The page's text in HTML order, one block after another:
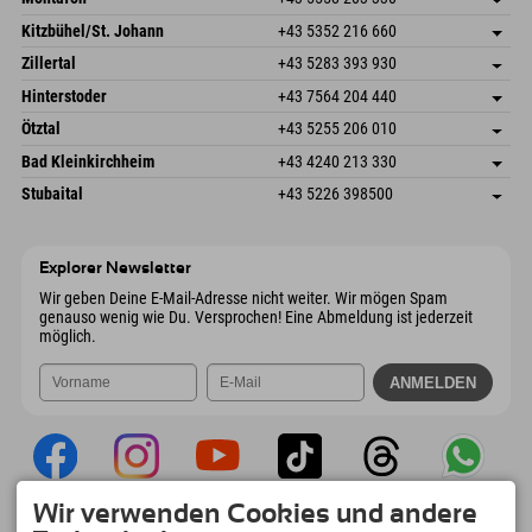
Dorfstr. 127b
6793 Gaschurn/Montafon
Österreich
Adresse speichern
Anreiseinfos
Buchen
Kitzbühel/St. Johann +43 5352 216 660
Speckbacherstraße 87
Österreich
Adresse speichern
Buchen
Zillertal +43 5283 393 930
Schmiedau 2
6272 Kaltenbach im Zillertal
Österreich
Adresse speichern
Anreiseinfos
Buchen
Hinterstoder +43 7564 204 440
Freizeitpark 10
Österreich
Adresse speichern
Buchen
Ötztal +43 5255 206 010
Gscheat 14
6441 Umhausen
Österreich
Adresse speichern
Anreiseinfos
Buchen
Bad Kleinkirchheim +43 4240 213 330
Dorfstraße 24
Adresse speichern
Stubaital +43 5226 398500
Explorer Newsletter
Wir geben Deine E-Mail-Adresse nicht weiter. Wir mögen Spam
genauso wenig wie Du. Versprochen! Eine Abmeldung ist jederzeit
möglich.
Wir verwenden Cookies und andere